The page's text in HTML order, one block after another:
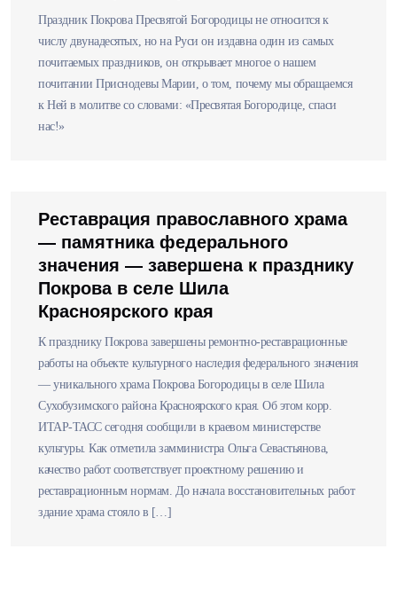
Праздник Покрова Пресвятой Богородицы не относится к
числу двунадесятых, но на Руси он издавна один из самых
почитаемых праздников, он открывает многое о нашем
почитании Приснодевы Марии, о том, почему мы обращаемся
к Ней в молитве со словами: «Пресвятая Богородице, спаси
нас!»
Реставрация православного храма
— памятника федерального
значения — завершена к празднику
Покрова в селе Шила
Красноярского края
К празднику Покрова завершены ремонтно-реставрационные
работы на объекте культурного наследия федерального значения
— уникального храма Покрова Богородицы в селе Шила
Сухобузимского района Красноярского края. Об этом корр.
ИТАР-ТАСС сегодня сообщили в краевом министерстве
культуры. Как отметила замминистра Ольга Севастьянова,
качество работ соответствует проектному решению и
реставрационным нормам. До начала восстановительных работ
здание храма стояло в […]